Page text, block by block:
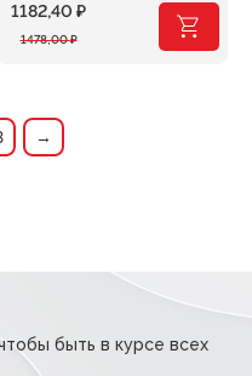
1478,00₽
Первоначальная
1478,00 ₽.
1182,40 ₽
Текущая
→
быть в курсе всех